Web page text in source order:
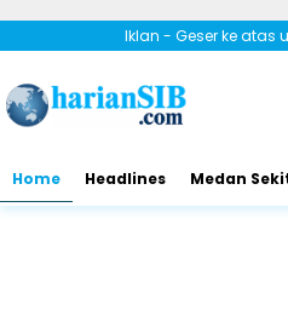
Iklan - Geser ke atas
Home Headlines Medan